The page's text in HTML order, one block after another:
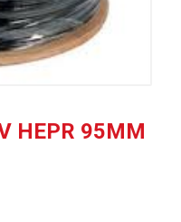
HEPR 95MM